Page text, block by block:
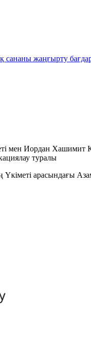
жаңғырту
мен Иордан Хашимит
туралы
арасындағы